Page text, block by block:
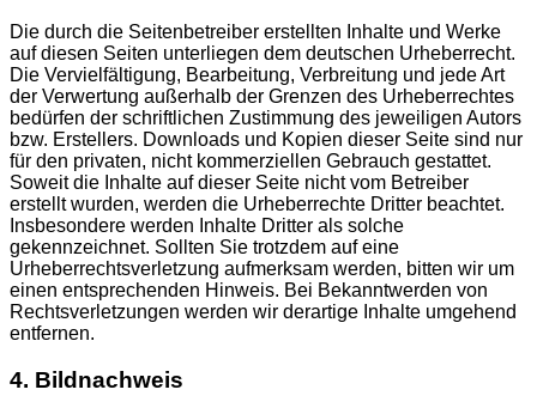
Die durch die Seitenbetreiber erstellten Inhalte und Werke
auf diesen Seiten unterliegen dem deutschen Urheberrecht.
Die Vervielfältigung, Bearbeitung, Verbreitung und jede Art
der Verwertung außerhalb der Grenzen des Urheberrechtes
bedürfen der schriftlichen Zustimmung des jeweiligen Autors
bzw. Erstellers. Downloads und Kopien dieser Seite sind nur
für den privaten, nicht kommerziellen Gebrauch gestattet.
Soweit die Inhalte auf dieser Seite nicht vom Betreiber
erstellt wurden, werden die Urheberrechte Dritter beachtet.
Insbesondere werden Inhalte Dritter als solche
gekennzeichnet. Sollten Sie trotzdem auf eine
Urheberrechtsverletzung aufmerksam werden, bitten wir um
einen entsprechenden Hinweis. Bei Bekanntwerden von
Rechtsverletzungen werden wir derartige Inhalte umgehend
entfernen.
4. Bildnachweis